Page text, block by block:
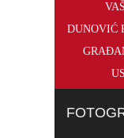
DUNOVIĆ